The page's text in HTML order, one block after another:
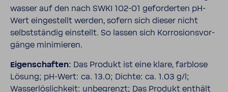
wasser auf den nach SWKI 102-​01 gefor­derten pH-​
Wert einge­stellt werden, sofern sich dieser nicht
selbst­ständig einstellt. So lassen sich Korro­si­ons­vor­
gänge mini­mieren.
Eigen­schaften: Das Produkt ist eine klare, farb­lose
Lösung; pH-​Wert: ca. 13.0; Dichte: ca. 1.03 g/l;
Wasser­lös­lich­keit: unbe­grenzt; Das Produkt enthält